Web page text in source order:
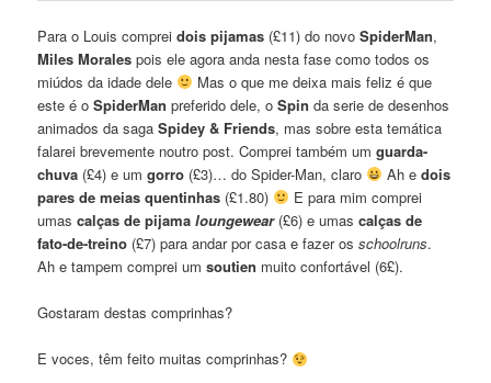
Para o Louis compreidois pijamas (£11) do novoSpiderMan,
Miles Morales pois ele agora anda nesta fase como todos os
miúdos da idade dele
Mas o que me deixa mais feliz é que
este é oSpiderMan preferido dele, oSpin da serie de desenhos
animados da sagaSpidey & Friends, mas sobre esta temática
falarei brevemente noutro post. Comprei também umguarda-
chuva (£4) e umgorro (£3)… do Spider-Man, claro Ah e dois
pares de meias quentinhas (£1.80)
E para mim comprei
umascalças de pijamaloungewear (£6) e umascalças de
fato-de-treino (£7) para andar por casa e fazer osschoolruns.
Ah e tampem comprei umsoutien muito confortável (6£).
Gostaram destas comprinhas?
E voces, têm feito muitas comprinhas?